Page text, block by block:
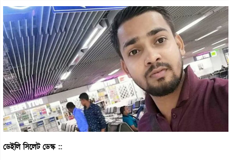
ডেইলি সিলেট ডেস্ক ::